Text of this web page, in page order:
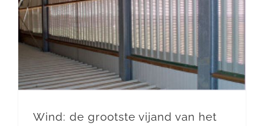
Wind: de grootste vijand van het